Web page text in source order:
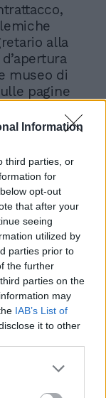
Information
third parties, or
for
opt-out
that after your
seeing
utilized by
parties prior to
the further
parties on the
may
IAB’s List of
it to other
alla
museo di
pagine
ironico»,
delle
lettera
da
alla missiva
sito
di
pur